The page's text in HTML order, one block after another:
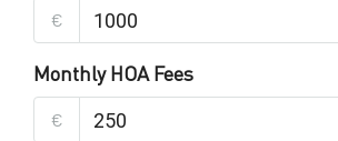
€
Monthly HOA Fees
€